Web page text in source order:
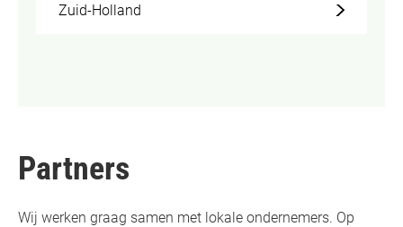
Zuid-Holland
Partners
Wij werken graag samen met lokale ondernemers. Op